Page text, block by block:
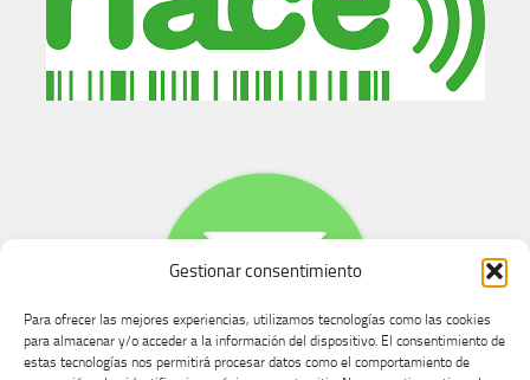
Gestionar consentimiento
Para ofrecer las mejores experiencias, utilizamos tecnologías como las cookies
para almacenar y/o acceder a la información del dispositivo. El consentimiento de
estas tecnologías nos permitirá procesar datos como el comportamiento de